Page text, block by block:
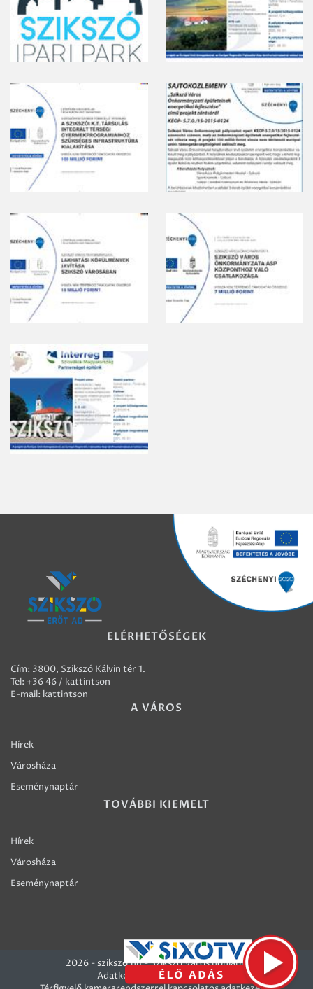
ELÉRHETŐSÉGEK
Cím: 3800, Szikszó Kálvin tér 1.
Tel: +36 46 / kattintson
E-mail: kattintson
A VÁROS
Hírek
Városháza
Eseménynaptár
TOVÁBBI KIEMELT
Hírek
Városháza
Eseménynaptár
2026 - szikszo.hu - Szikszó Város honlapja
Adatkezelési szabályzatok